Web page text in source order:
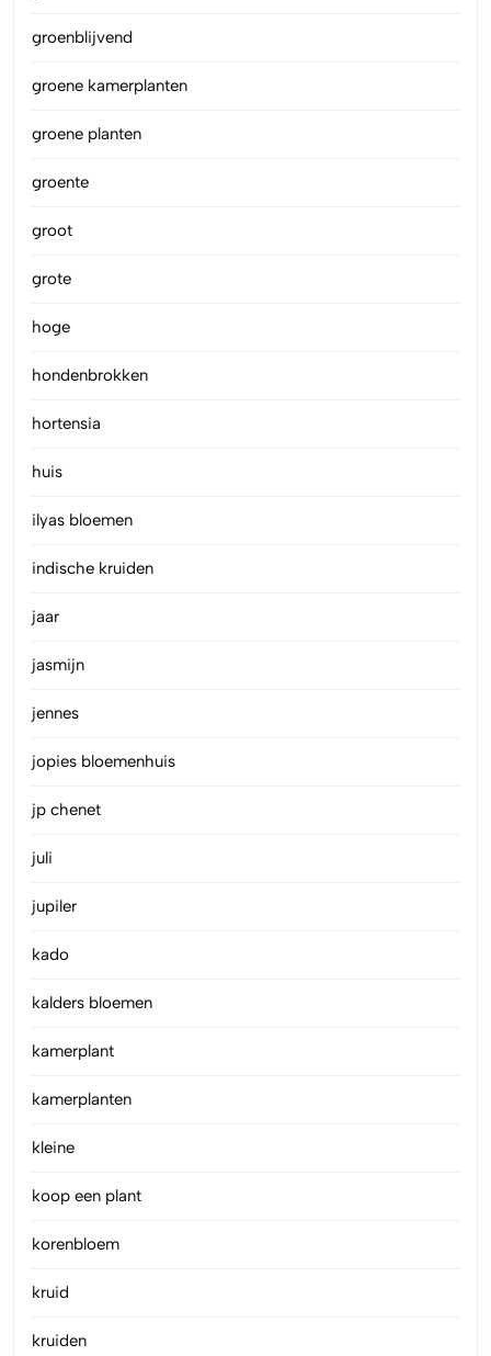
groenblijvend
groene kamerplanten
groene planten
groente
groot
grote
hoge
hondenbrokken
hortensia
huis
ilyas bloemen
indische kruiden
jaar
jasmijn
jennes
jopies bloemenhuis
jp chenet
juli
jupiler
kado
kalders bloemen
kamerplant
kamerplanten
kleine
koop een plant
korenbloem
kruid
kruiden